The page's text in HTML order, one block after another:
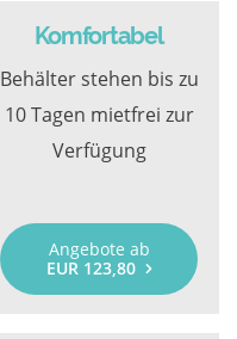
Komfortabel
Behälter stehen bis zu
10 Tagen mietfrei zur
Verfügung
Angebote ab
EUR 123,80